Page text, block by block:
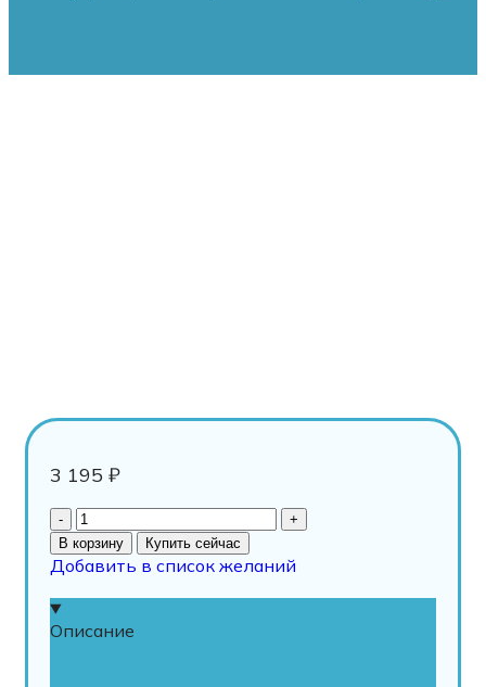
3 195 ₽
В корзину Купить сейчас
Добавить в список желаний
Описание